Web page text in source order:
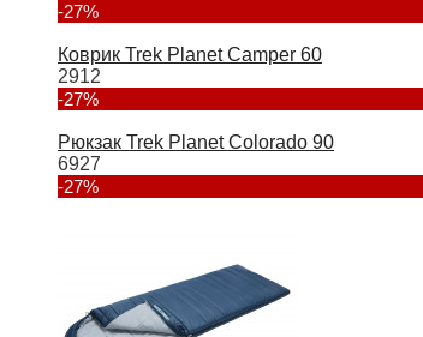
-27%
Коврик Trek Planet Camper 60
2912
-27%
Рюкзак Trek Planet Colorado 90
6927
-27%